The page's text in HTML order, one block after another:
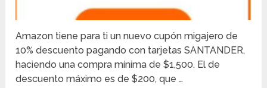
Amazon tiene para ti un nuevo cupón migajero de
10% descuento pagando con tarjetas SANTANDER,
haciendo una compra mínima de $1,500. El de
descuento máximo es de $200, que …